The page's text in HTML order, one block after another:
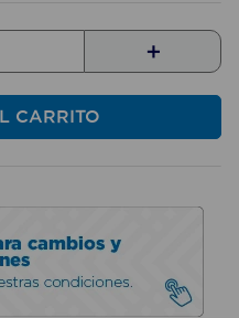
＋
CARRITO